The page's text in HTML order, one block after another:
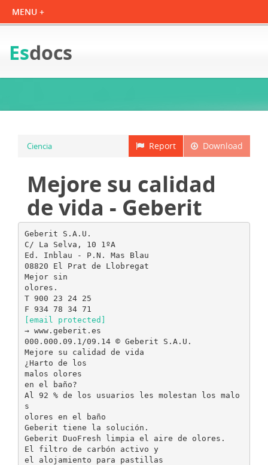
Esdocs
Download
Report
Ciencia
Mejore su calidad
de vida - Geberit
Geberit S.A.U.
C/ La Selva, 10 1ºA
Ed. Inblau - P.N. Mas Blau
08820 El Prat de Llobregat
Mejor sin
olores.
T 900 23 24 25
[email protected]
→ www.geberit.es
000.000.09.1/09.14 © Geberit S.A.U.
Mejore su calidad de vida
¿Harto de los
malos olores
en el baño?
Al 92 % de los usuarios les molestan los malo
s
olores en el baño
Geberit tiene la solución.
Geberit DuoFresh limpia el aire de olores.
El filtro de carbón activo y
el alojamiento para pastillas